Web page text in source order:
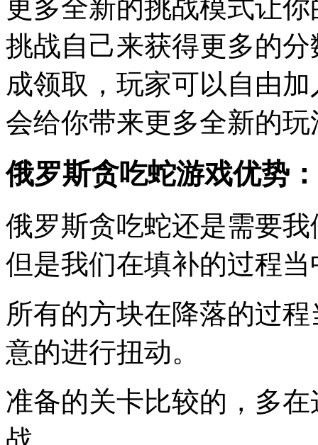
更多全新的挑战模式让
挑战自己来获得更多的
成领取，玩家可以自由
会给你带来更多全新的
俄罗斯贪吃蛇游戏优势：
俄罗斯贪吃蛇还是需要
但是我们在填补的过程
所有的方块在降落的过
意的进行扭动。
准备的关卡比较的，多